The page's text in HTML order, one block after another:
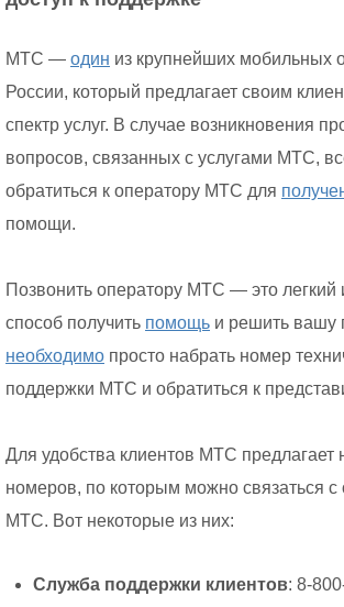
МТС — один из крупнейших мобильных
России, который предлагает своим
спектр услуг. В случае возникновения
вопросов, связанных с услугами МТС,
обратиться к оператору МТС для
помощи.
Позвонить оператору МТС — это легкий
способ получить помощь и решить вашу
необходимо просто набрать номер
поддержки МТС и обратиться к
Для удобства клиентов МТС предлагает
номеров, по которым можно связаться с
МТС. Вот некоторые из них:
Служба поддержки клиентов: 8-